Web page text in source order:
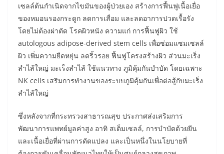
เซลล์ต้นกำเนิดจากไขมันของผู้ป่วยเอง สร้างการฟื้นฟูเนื้อเยื่อ
ของหมอนรองกระดูก ลดการเสื่อม และลดอาการปวดเรื้อรัง
โดยไม่ต้องผ่าตัด โรคผิวหนัง ความแก่ การฟื้นฟูผิว ใช้
autologous adipose-derived stem cells เพื่อซ่อมแซมเซลล์
ผิว เพิ่มความยืดหยุ่น ลดริ้วรอย ฟื้นฟูโครงสร้างผิว ส่วนมะเร็ง
ลำไส้ใหญ่ มะเร็งลำไส้ ใช้แนวทาง ภูมิคุ้มกันบำบัด โดยเฉพาะ
NK cells เสริมการทำงานของระบบภูมิคุ้มกันเพื่อต่อสู้กับมะเร็ง
ลำไส้ใหญ่
ซึ่งหลังจากที่กระทรวงสาธารณสุข ประกาศส่งเสริมการ
พัฒนาการแพทย์มูลค่าสูง อาทิ สเต็มเซลล์, การบำบัดด้วยยีน
และเนื้อเยื่อที่ผ่านการดัดแปลง และเป็นหนึ่งในนโยบายที่